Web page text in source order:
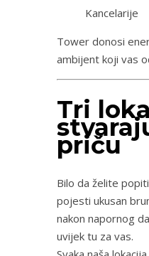
Kancelarije
Tower donosi
ambijent koji vas
Tri
priču
Bilo da želite
pojesti ukusan
nakon napornog
uvijek tu za vas.